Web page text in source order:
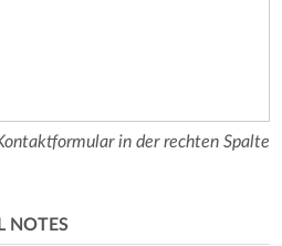
in der rechten Spalte
NOTES